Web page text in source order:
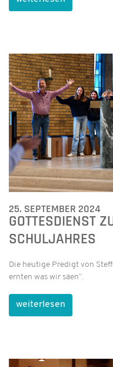
25. SEPTEMBER 2024
GOTTESDIENST
SCHULJAHRES
Die heutige Predigt von
ernten was wir säen“.
weiterlesen